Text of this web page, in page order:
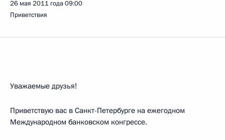
26 мая 2011 года09:00
Приветствия
Уважаемые друзья!
Приветствую вас в Санкт-Петербурге на ежегодном
Международном банковском конгрессе.